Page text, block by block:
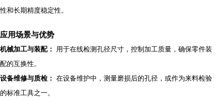
性和长期精度稳定性。
应用场景与优势
机械加工与装配：
用于在线检测孔径尺寸，控制加工质量，确保零件装
配的互换性。
设备维修与质检： 在设备维护中，测量磨损后的孔径，或作为来料检验
的标准工具之一。